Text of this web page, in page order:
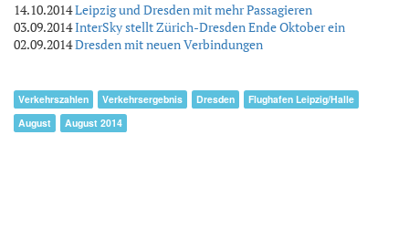
14.10.2014Leipzig und Dresden mit mehr Passagieren
03.09.2014InterSky stellt Zürich-Dresden Ende Oktober ein
02.09.2014Dresden mit neuen Verbindungen
Verkehrszahlen Verkehrsergebnis Dresden
Flughafen Leipzig/Halle
August
August 2014